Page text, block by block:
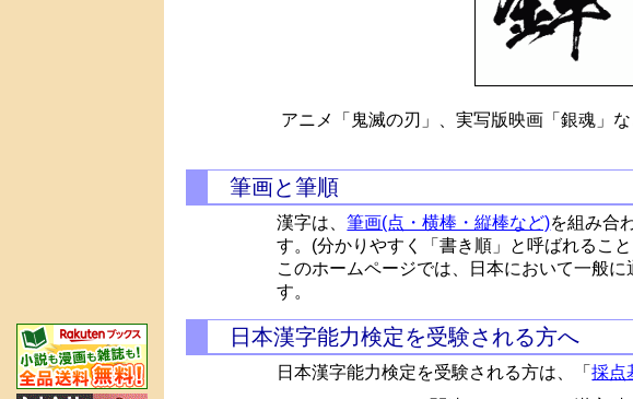
アニメ「鬼滅の刃」、実写版映画「銀魂」
筆画と筆順
漢字は、筆画(点・横棒・縦棒など)を組み合
す。(分かりやすく「書き順」と呼ばれるこ
このホームページでは、日本において一般
す。
日本漢字能力検定を受験される方へ
日本漢字能力検定を受験される方は、「採点